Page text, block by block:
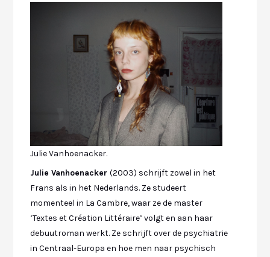
Julie Vanhoenacker.
Julie Vanhoenacker(2003) schrijft zowel in het
Frans als in het Nederlands. Ze studeert
momenteel in La Cambre, waar ze de master
‘Textes et Création Littéraire’ volgt en aan haar
debuutroman werkt. Ze schrijft over de psychiatrie
in Centraal-Europa en hoe men naar psychisch